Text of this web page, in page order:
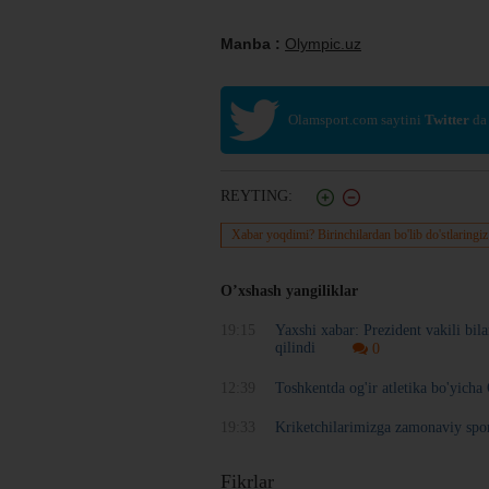
Manba : Olympic.uz
Olamsport.com saytini Twitter
REYTING:
Xabar yoqdimi? Birinchilardan bo'lib
O’xshash yangiliklar
Yaxshi xabar: Prezident vakili
qilindi
0
Toshkentda og'ir atletika bo'yicha
Kriketchilarimizga zamonaviy
Fikrlar